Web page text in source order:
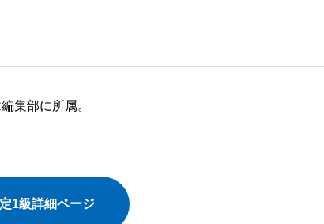
集部に所属。
1級詳細ページ